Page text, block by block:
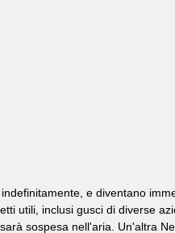
e diventano
utili, inclusi gusci di diverse
sospesa nell'aria. Un'altra